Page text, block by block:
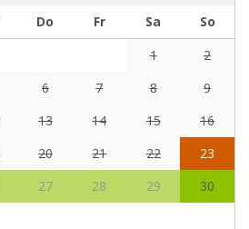
Do Fr Sa
So
1
2
6 7 8
9
13 14 15
16
20 21 22
23
27 28 29
30